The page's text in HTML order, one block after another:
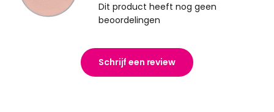
Dit product heeft nog geen
beoordelingen
Schrijf een review